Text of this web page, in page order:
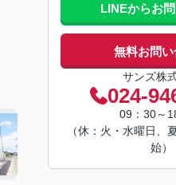
LINEからお
無料お問
サンズ株
024-
09：30～
（休：火・水曜日、
始）